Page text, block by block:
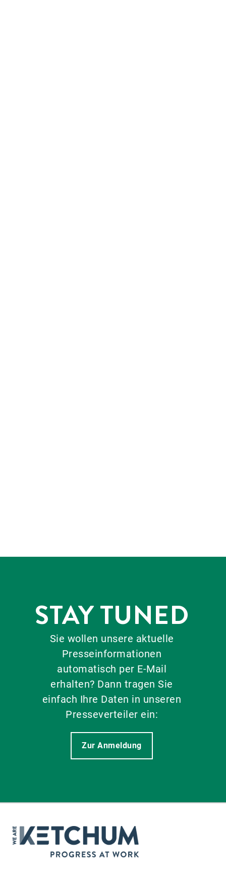
STAY TUNED
Sie wollen unsere aktuelle
Presseinformationen
automatisch per E-Mail
erhalten? Dann tragen Sie
einfach Ihre Daten in unseren
Presseverteiler ein:
Zur Anmeldung